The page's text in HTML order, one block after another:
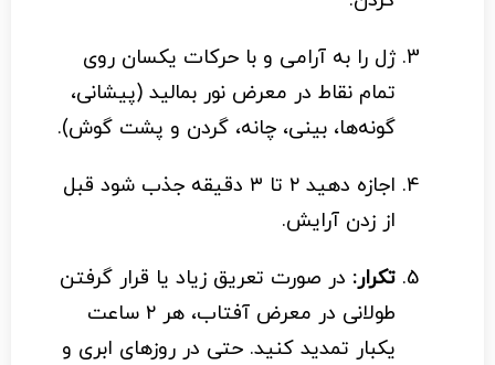
ژل را به آرامی و با حرکات یکسان روی
تمام نقاط در معرض نور بمالید (پیشانی،
گونه‌ها، بینی، چانه، گردن و پشت گوش).
اجازه دهید ۲ تا ۳ دقیقه جذب شود قبل
از زدن آرایش.
تکرار: در صورت تعریق زیاد یا قرار گرفتن
طولانی در معرض آفتاب، هر ۲ ساعت
یکبار تمدید کنید. حتی در روزهای ابری و